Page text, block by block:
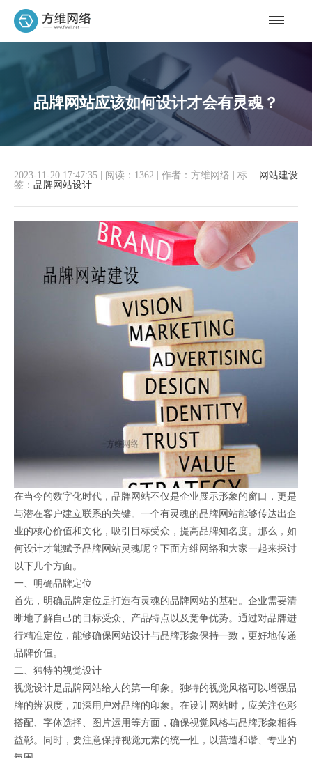
品牌网站应该如何设计才会有灵魂？
网站建设
2023-11-20 17:47:35 阅读：1362 作者：方维网络
标
签： 品牌网站设计
在当今的数字化时代，品牌网站不仅是企业展示形象的窗口，更是
与潜在客户建立联系的关键。一个有灵魂的品牌网站能够传达出企
业的核心价值和文化，吸引目标受众，提高品牌知名度。那么，如
何设计才能赋予品牌网站灵魂呢？下面方维网络和大家一起来探讨
以下几个方面。
一、明确品牌定位
首先，明确品牌定位是打造有灵魂的品牌网站的基础。企业需要清
晰地了解自己的目标受众、产品特点以及竞争优势。通过对品牌进
行精准定位，能够确保网站设计与品牌形象保持一致，更好地传递
品牌价值。
二、独特的视觉设计
视觉设计是品牌网站给人的第一印象。独特的视觉风格可以增强品
牌的辨识度，加深用户对品牌的印象。在设计网站时，应关注色彩
搭配、字体选择、图片运用等方面，确保视觉风格与品牌形象相得
益彰。同时，要注意保持视觉元素的统一性，以营造和谐、专业的